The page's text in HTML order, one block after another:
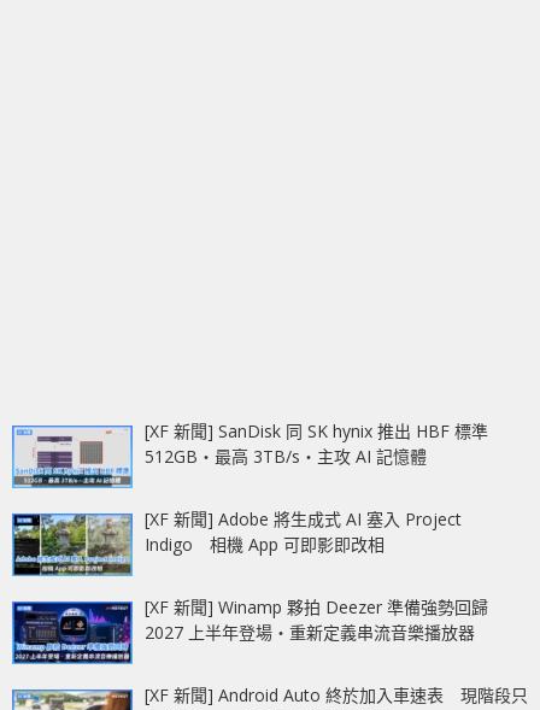
[XF 新聞] SanDisk 同 SK hynix 推出 HBF 標準
512GB‧最高 3TB/s‧主攻 AI 記憶體
[XF 新聞] Adobe 將生成式 AI 塞入 Project
Indigo 相機 App 可即影即改相
[XF 新聞] Winamp 夥拍 Deezer 準備強勢回歸
2027 上半年登場‧重新定義串流音樂播放器
[XF 新聞] Android Auto 終於加入車速表 現階段只